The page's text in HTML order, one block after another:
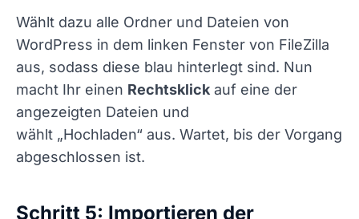
Wählt dazu alle Ordner und Dateien von
WordPress in dem linken Fenster von FileZilla
aus, sodass diese blau hinterlegt sind. Nun
macht Ihr einen Rechtsklick auf eine der
angezeigten Dateien und
wählt „Hochladen“ aus. Wartet, bis der Vorgang
abgeschlossen ist.
Schritt 5: Importieren der